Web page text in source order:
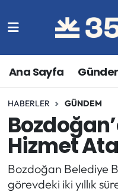
Ana Sayfa
HABERLER GÜNDEM
Hizmet
Bozdoğan Belediye
görevdeki iki yıllık